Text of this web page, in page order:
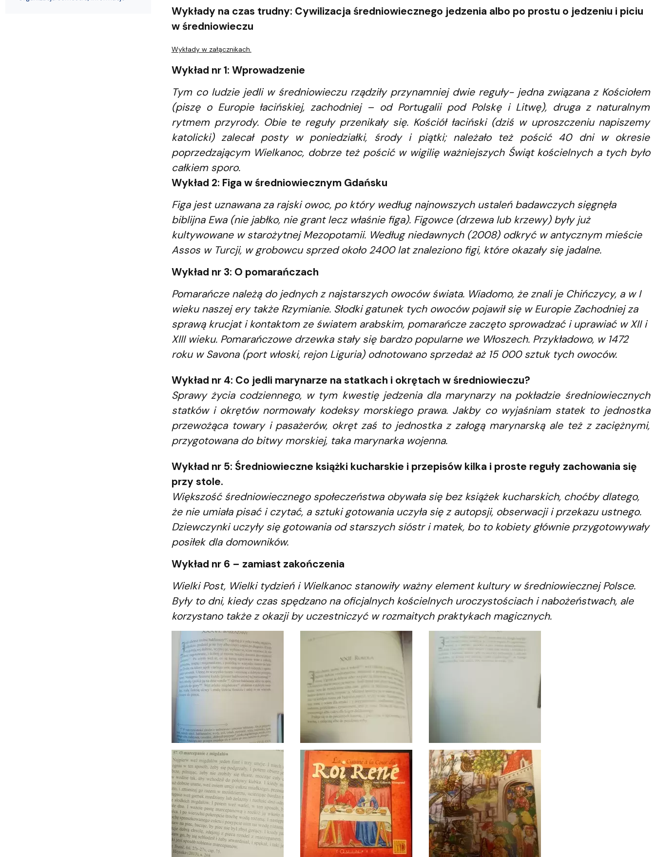
Wykłady na czas trudny: Cywilizacja średniowiecznego jedzenia albo po prostu o jedzeniu i piciu
w średniowieczu
Wykłady w załącznikach.
Wykład nr 1: Wprowadzenie
Tym co ludzie jedli w średniowieczu rządziły przynamniej dwie reguły- jedna związana z Kościołem
(piszę o Europie łacińskiej, zachodniej – od Portugalii pod Polskę i Litwę), druga z naturalnym
rytmem przyrody. Obie te reguły przenikały się. Kościół łaciński (dziś w uproszczeniu napiszemy
katolicki) zalecał posty w poniedziałki, środy i piątki; należało też pościć 40 dni w okresie
poprzedzającym Wielkanoc, dobrze też pościć w wigilię ważniejszych Świąt kościelnych a tych było
całkiem sporo.
Wykład 2: Figa w średniowiecznym Gdańsku
Figa jest uznawana za rajski owoc, po który według najnowszych ustaleń badawczych sięgnęła
biblijna Ewa (nie jabłko, nie grant lecz właśnie figa). Figowce (drzewa lub krzewy) były już
kultywowane w starożytnej Mezopotamii. Według niedawnych (2008) odkryć w antycznym mieście
Assos w Turcji, w grobowcu sprzed około 2400 lat znaleziono figi, które okazały się jadalne.
Wykład nr 3: O pomarańczach
Pomarańcze należą do jednych z najstarszych owoców świata. Wiadomo, że znali je Chińczycy, a w I
wieku naszej ery także Rzymianie. Słodki gatunek tych owoców pojawił się w Europie Zachodniej za
sprawą krucjat i kontaktom ze światem arabskim, pomarańcze zaczęto sprowadzać i uprawiać w XII i
XIII wieku. Pomarańczowe drzewka stały się bardzo popularne we Włoszech. Przykładowo, w 1472
roku w Savona (port włoski, rejon Liguria) odnotowano sprzedaż aż 15 000 sztuk tych owoców.
Wykład nr 4: Co jedli marynarze na statkach i okrętach w średniowieczu?
Sprawy życia codziennego, w tym kwestię jedzenia dla marynarzy na pokładzie średniowiecznych
statków i okrętów normowały kodeksy morskiego prawa. Jakby co wyjaśniam statek to jednostka
przewożąca towary i pasażerów, okręt zaś to jednostka z załogą marynarską ale też z zaciężnymi,
przygotowana do bitwy morskiej, taka marynarka wojenna.
Wykład nr 5: Średniowieczne książki kucharskie i przepisów kilka i proste reguły zachowania się
przy stole.
Większość średniowiecznego społeczeństwa obywała się bez książek kucharskich, choćby dlatego,
że nie umiała pisać i czytać, a sztuki gotowania uczyła się z autopsji, obserwacji i przekazu ustnego.
Dziewczynki uczyły się gotowania od starszych sióstr i matek, bo to kobiety głównie przygotowywały
posiłek dla domowników.
Wykład nr 6 – zamiast zakończenia
Wielki Post, Wielki tydzień i Wielkanoc stanowiły ważny element kultury w średniowiecznej Polsce.
Były to dni, kiedy czas spędzano na oficjalnych kościelnych uroczystościach i nabożeństwach, ale
korzystano także z okazji by uczestniczyć w rozmaitych praktykach magicznych.